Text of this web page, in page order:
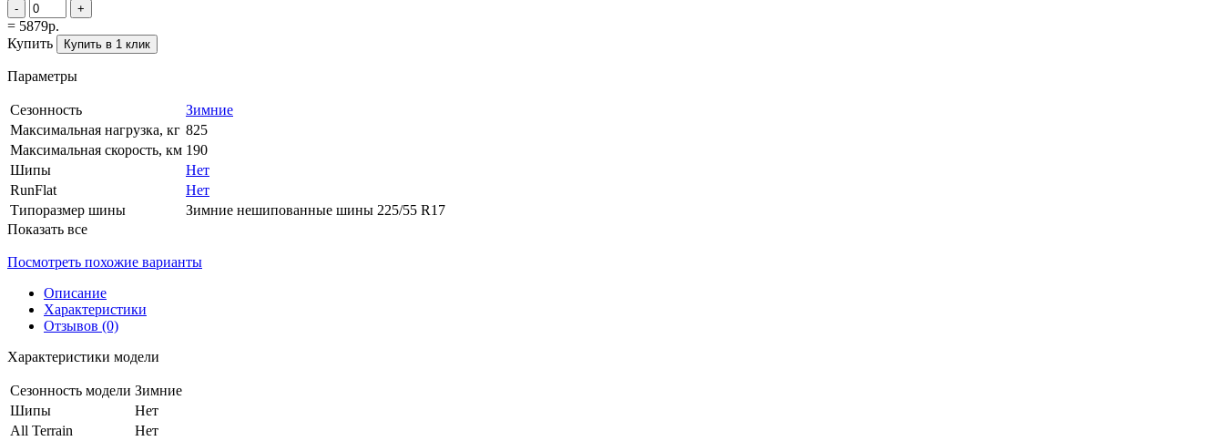
- +
= 5879р.
Купить
Купить в 1 клик
Параметры
Сезонность
Зимние
Максимальная нагрузка, кг 825
Максимальная скорость, км 190
Шипы
Нет
RunFlat
Нет
Типоразмер шины
Зимние нешипованные шины 225/55 R17
Показать все
Посмотреть похожие варианты
Описание
Характеристики
Отзывов (0)
Характеристики модели
Сезонность модели Зимние
Шипы
Нет
All Terrain
Нет